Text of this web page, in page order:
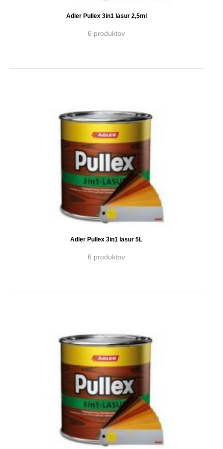
Adler Pullex 3in1 lasur 2,5ml
6 produktov
Adler Pullex 3in1 lasur 5L
6 produktov